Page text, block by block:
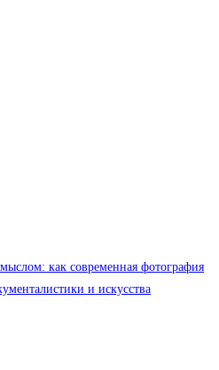
как современная фотография
и искусства